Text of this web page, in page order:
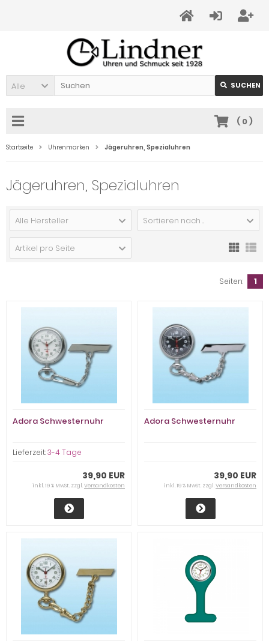
Alle SUCHEN
( 0)
Startseite Uhrenmarken Jägeruhren, Spezialuhren
Jägeruhren, Spezialuhren
Alle Hersteller Sortieren nach ...
Artikel pro Seite
Seiten: 1
Adora Schwesternuhr
Lieferzeit:3-4 Tage
39,90 EUR
inkl. 19 % MwSt. zzgl.Versandkosten
Adora Schwesternuhr
39,90 EUR
inkl. 19 % MwSt. zzgl.Versandkosten